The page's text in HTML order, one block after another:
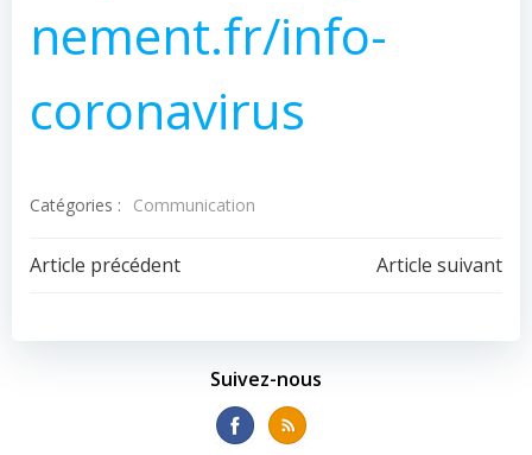
nement.fr/info-
coronavirus
Catégories : Communication
Navigation
de
Article précédent
Navigation
de
l’article
Article suivant
Suivez-nous